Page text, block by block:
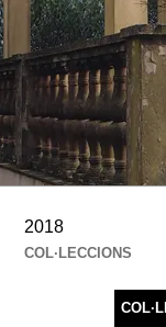
2018
COL·LECCIONS